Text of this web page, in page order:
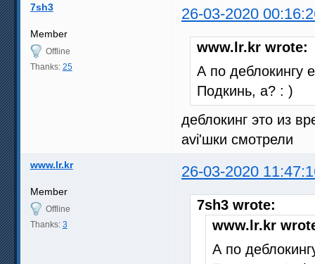
7sh3 26-03-2020
Member
Offline
Thanks: 25
www.lr.kr wrote:
А по деблокингу
Подкинь, а? : )
деблокинг это из
avi'шки смотрели
www.lr.kr 26-03-2020
Member
Offline
Thanks: 3
7sh3 wrote:
www.lr.kr
А по